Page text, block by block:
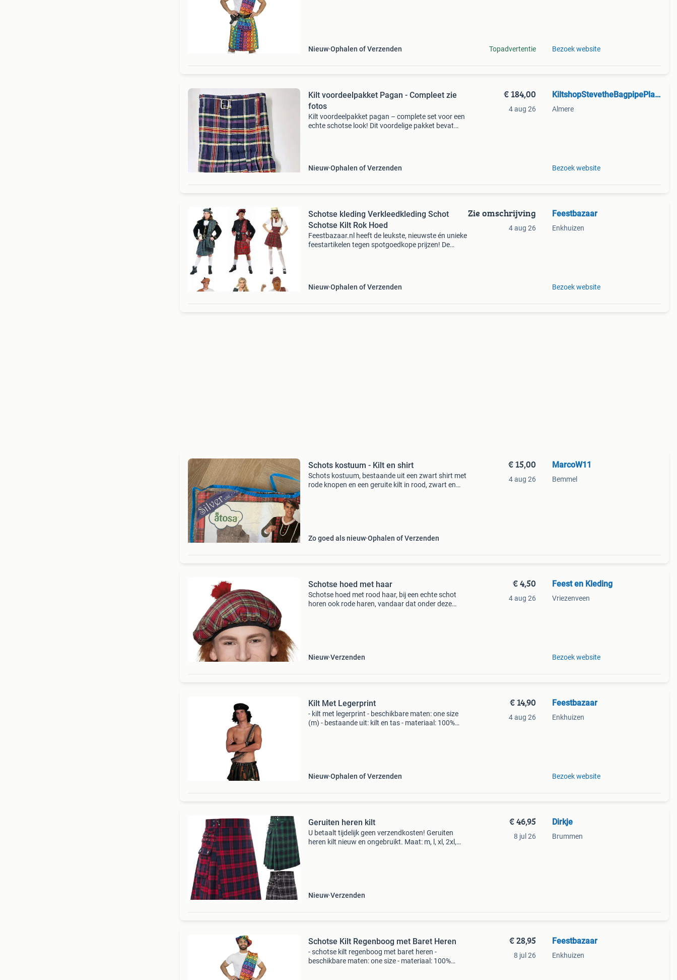
Nieuw Ophalen of Verzenden Topadvertentie Bezoek website
Kilt voordeelpakket Pagan - Compleet zie
fotos
Kilt voordeelpakket pagan – complete set voor een
echte schotse look! Dit voordelige pakket bevat
Nieuw Ophalen of Verzenden
€ 184,00
4 aug 26
KiltshopStevetheBagpipePlayer
Almere
Bezoek website
Schotse kleding Verkleedkleding Schot
Schotse Kilt Rok Hoed
Feestbazaar.nl heeft de leukste, nieuwste én unieke
feestartikelen tegen spotgoedkope prijzen! De
Nieuw Ophalen of Verzenden
Zie omschrijving
4 aug 26
Feestbazaar
Enkhuizen
Bezoek website
Schots kostuum - Kilt en shirt
Schots kostuum, bestaande uit een zwart shirt met
rode knopen en een geruite kilt in rood, zwart en
Zo goed als nieuw Ophalen of Verzenden
€ 15,00
4 aug 26
MarcoW11
Bemmel
Schotse hoed met haar
Schotse hoed met rood haar, bij een echte schot
horen ook rode haren, vandaar dat onder deze
Nieuw Verzenden
€ 4,50
4 aug 26
Feest en Kleding
Vriezenveen
Bezoek website
Kilt Met Legerprint
- kilt met legerprint - beschikbare maten: one size
(m) - bestaande uit: kilt en tas - materiaal: 100%
Nieuw Ophalen of Verzenden
€ 14,90
4 aug 26
Feestbazaar
Enkhuizen
Bezoek website
Geruiten heren kilt
U betaalt tijdelijk geen verzendkosten! Geruiten
heren kilt nieuw en ongebruikt. Maat: m, l, xl, 2xl,
Nieuw Verzenden
€ 46,95
8 jul 26
Dirkje
Brummen
Schotse Kilt Regenboog met Baret Heren
- schotse kilt regenboog met baret heren -
beschikbare maten: one size - materiaal: 100%
€ 28,95
8 jul 26
Feestbazaar
Enkhuizen